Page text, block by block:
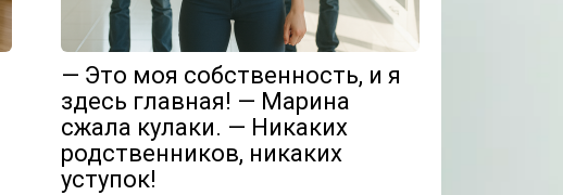
— Это моя собственность, и я
здесь главная! — Марина
сжала кулаки. — Никаких
родственников, никаких
уступок!